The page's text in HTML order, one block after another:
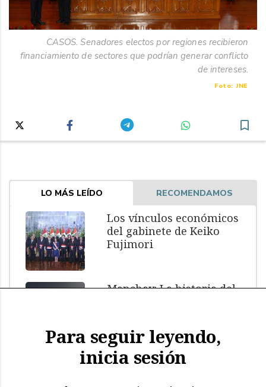
CASOS. Senadores electos por regiones recibieron
financiamiento de sectores que podrían generar conflicto
de intereses.
Foto: JNE
LO MÁS LEÍDO RECOMENDAMOS
Los vínculos económicos
del gabinete de Keiko
Fujimori
Manchay: La historia del
El impacto de El Niño: más
Para seguir leyendo,
inicia sesión